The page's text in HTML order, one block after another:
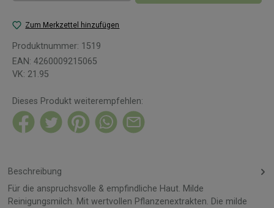
Zum Merkzettel hinzufügen
Produktnummer: 1519
EAN: 4260009215065
VK: 21.95
Dieses Produkt weiterempfehlen:
Beschreibung
Für die anspruchsvolle & empfindliche Haut. Milde
Reinigungsmilch. Mit wertvollen Pflanzenextrakten. Die milde